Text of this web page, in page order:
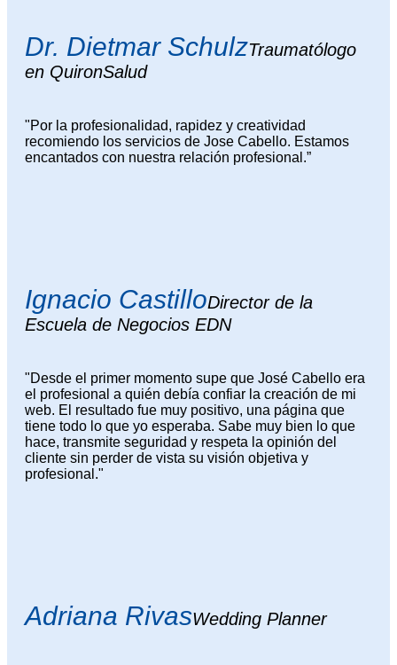
Dr. Dietmar SchulzTraumatólogo
en QuironSalud
"Por la profesionalidad, rapidez y creatividad
recomiendo los servicios de Jose Cabello. Estamos
encantados con nuestra relación profesional.”
Ignacio CastilloDirector de la
Escuela de Negocios EDN
"Desde el primer momento supe que José Cabello era
el profesional a quién debía confiar la creación de mi
web. El resultado fue muy positivo, una página que
tiene todo lo que yo esperaba. Sabe muy bien lo que
hace, transmite seguridad y respeta la opinión del
cliente sin perder de vista su visión objetiva y
profesional."
Adriana RivasWedding Planner